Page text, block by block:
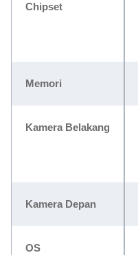
Chipset
Memori
Kamera Belakang
Kamera Depan
OS